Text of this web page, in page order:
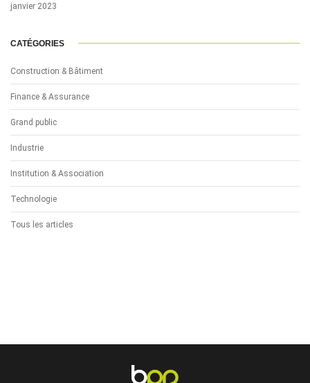
janvier 2023
CATÉGORIES
Construction & Bâtiment
Finance & Assurance
Grand public
Industrie
Institution & Association
Technologie
Tous les articles